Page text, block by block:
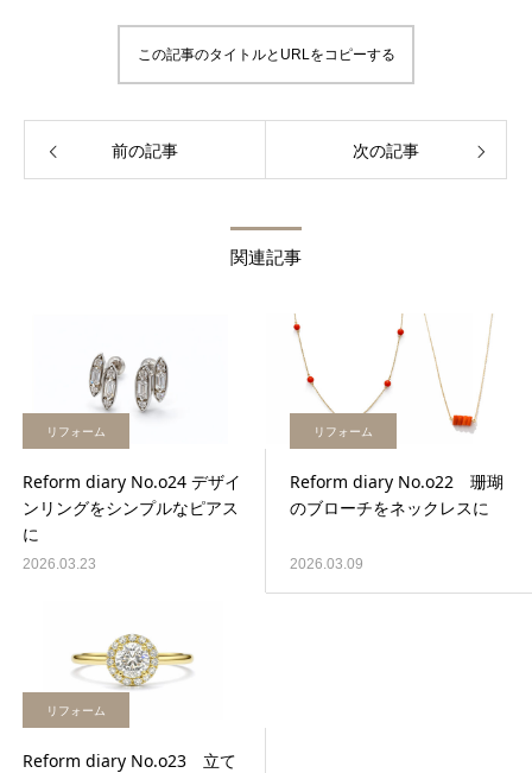
この記事のタイトルとURLをコピーする
前の記事 次の記事
関連記事
リフォーム
Reform diary No.o24 デザイ
ンリングをシンプルなピアス
に
2026.03.23
リフォーム
Reform diary No.o22 珊瑚
のブローチをネックレスに
2026.03.09
リフォーム
Reform diary No.o23 立て